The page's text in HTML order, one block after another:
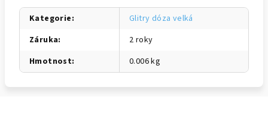
Kategorie:
Glitry dóza velká
Záruka:
2 roky
Hmotnost: 0.006 kg